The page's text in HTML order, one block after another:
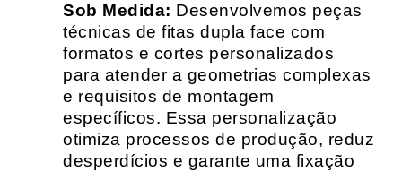
Sob Medida: Desenvolvemos peças
técnicas de fitas dupla face com
formatos e cortes personalizados
para atender a geometrias complexas
e requisitos de montagem
específicos. Essa personalização
otimiza processos de produção, reduz
desperdícios e garante uma fixação